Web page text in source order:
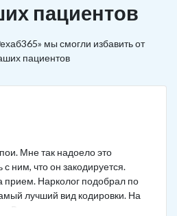
пациентов
мы смогли избавить от
пациентов
Мне так надоело это
с ним, что он закодируется.
прием. Нарколог подобрал по
лучший вид кодировки. На
Вот уже как два года мужа к